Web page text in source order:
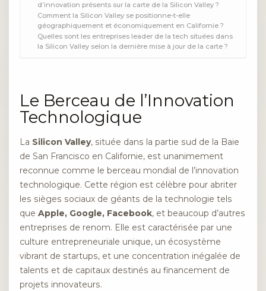
d’innovation présents sur la carte de la Silicon Valley ?
Comment la Silicon Valley se positionne-t-elle
géographiquement et économiquement en Californie ?
Quelles sont les entreprises leader de la tech situées dans
la Silicon Valley selon la dernière mise à jour de la carte ?
Le Berceau de l’Innovation
Technologique
La Silicon Valley, située dans la partie sud de la Baie
de San Francisco en Californie, est unanimement
reconnue comme le berceau mondial de l’innovation
technologique. Cette région est célèbre pour abriter
les sièges sociaux de géants de la technologie tels
que Apple, Google, Facebook, et beaucoup d’autres
entreprises de renom. Elle est caractérisée par une
culture entrepreneuriale unique, un écosystème
vibrant de startups, et une concentration inégalée de
talents et de capitaux destinés au financement de
projets innovateurs.